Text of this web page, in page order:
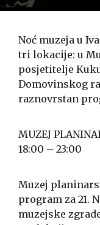
Noć muzeja u
tri lokacije: u
posjetitelje
Domovinskog
raznovrstan
MUZEJ
18:00 – 23:00
Muzej
program za 21.
muzejske